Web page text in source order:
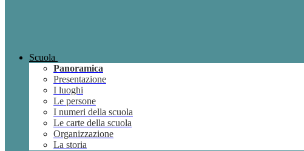
Scuola
Panoramica
Presentazione
I luoghi
Le persone
I numeri della scuola
Le carte della scuola
Organizzazione
La storia